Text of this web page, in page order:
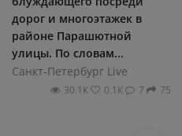
дорог и многоэтажек в
районе Парашютной
улицы. По словам...
Санкт-Петербург Live
30.1К 0.1К 7 75